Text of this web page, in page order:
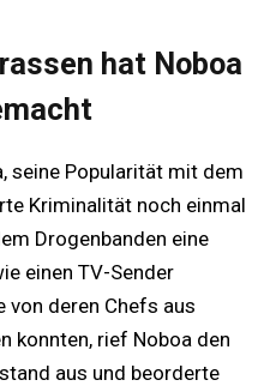
hat Noboa
seine Popularität mit dem
Kriminalität noch einmal
Drogenbanden eine
einen TV-Sender
von deren Chefs aus
konnten, rief Noboa den
aus und beorderte